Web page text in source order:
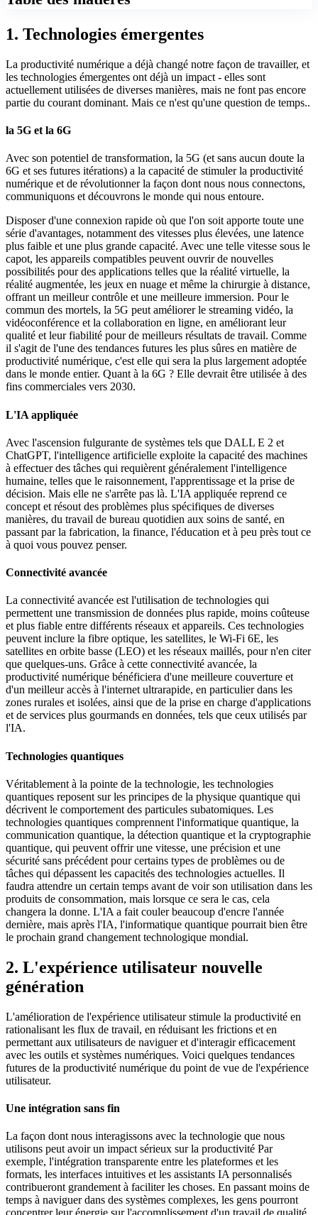
1. Technologies émergentes
La productivité numérique a déjà changé notre façon de travailler, et
les technologies émergentes ont déjà un impact - elles sont
actuellement utilisées de diverses manières, mais ne font pas encore
partie du courant dominant. Mais ce n'est qu'une question de temps..
la 5G et la 6G
Avec son potentiel de transformation, la 5G (et sans aucun doute la
6G et ses futures itérations) a la capacité de stimuler la productivité
numérique et de révolutionner la façon dont nous nous connectons,
communiquons et découvrons le monde qui nous entoure.
Disposer d'une connexion rapide où que l'on soit apporte toute une
série d'avantages, notamment des vitesses plus élevées, une latence
plus faible et une plus grande capacité. Avec une telle vitesse sous le
capot, les appareils compatibles peuvent ouvrir de nouvelles
possibilités pour des applications telles que la réalité virtuelle, la
réalité augmentée, les jeux en nuage et même la chirurgie à distance,
offrant un meilleur contrôle et une meilleure immersion. Pour le
commun des mortels, la 5G peut améliorer le streaming vidéo, la
vidéoconférence et la collaboration en ligne, en améliorant leur
qualité et leur fiabilité pour de meilleurs résultats de travail. Comme
il s'agit de l'une des tendances futures les plus sûres en matière de
productivité numérique, c'est elle qui sera la plus largement adoptée
dans le monde entier. Quant à la 6G ? Elle devrait être utilisée à des
fins commerciales vers 2030.
L'IA appliquée
Avec l'ascension fulgurante de systèmes tels que DALL E 2 et
ChatGPT, l'intelligence artificielle exploite la capacité des machines
à effectuer des tâches qui requièrent généralement l'intelligence
humaine, telles que le raisonnement, l'apprentissage et la prise de
décision. Mais elle ne s'arrête pas là. L'IA appliquée reprend ce
concept et résout des problèmes plus spécifiques de diverses
manières, du travail de bureau quotidien aux soins de santé, en
passant par la fabrication, la finance, l'éducation et à peu près tout ce
à quoi vous pouvez penser.
Connectivité avancée
La connectivité avancée est l'utilisation de technologies qui
permettent une transmission de données plus rapide, moins coûteuse
et plus fiable entre différents réseaux et appareils. Ces technologies
peuvent inclure la fibre optique, les satellites, le Wi-Fi 6E, les
satellites en orbite basse (LEO) et les réseaux maillés, pour n'en citer
que quelques-uns. Grâce à cette connectivité avancée, la
productivité numérique bénéficiera d'une meilleure couverture et
d'un meilleur accès à l'internet ultrarapide, en particulier dans les
zones rurales et isolées, ainsi que de la prise en charge d'applications
et de services plus gourmands en données, tels que ceux utilisés par
l'IA.
Technologies quantiques
Véritablement à la pointe de la technologie, les technologies
quantiques reposent sur les principes de la physique quantique qui
décrivent le comportement des particules subatomiques. Les
technologies quantiques comprennent l'informatique quantique, la
communication quantique, la détection quantique et la cryptographie
quantique, qui peuvent offrir une vitesse, une précision et une
sécurité sans précédent pour certains types de problèmes ou de
tâches qui dépassent les capacités des technologies actuelles. Il
faudra attendre un certain temps avant de voir son utilisation dans les
produits de consommation, mais lorsque ce sera le cas, cela
changera la donne. L'IA a fait couler beaucoup d'encre l'année
dernière, mais après l'IA, l'informatique quantique pourrait bien être
le prochain grand changement technologique mondial.
2. L'expérience utilisateur nouvelle
génération
L'amélioration de l'expérience utilisateur stimule la productivité en
rationalisant les flux de travail, en réduisant les frictions et en
permettant aux utilisateurs de naviguer et d'interagir efficacement
avec les outils et systèmes numériques. Voici quelques tendances
futures de la productivité numérique du point de vue de l'expérience
utilisateur.
Une intégration sans fin
La façon dont nous interagissons avec la technologie que nous
utilisons peut avoir un impact sérieux sur la productivité Par
exemple, l'intégration transparente entre les plateformes et les
formats, les interfaces intuitives et les assistants IA personnalisés
contribueront grandement à faciliter les choses. En passant moins de
temps à naviguer dans des systèmes complexes, les gens pourront